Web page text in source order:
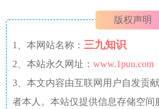
版权声明
1、本网站名称： 三九知识
2、本站永久网址： www.1puu.com
3、本文内容由互联网用户自发贡
者本人。本站仅提供信息存储空间